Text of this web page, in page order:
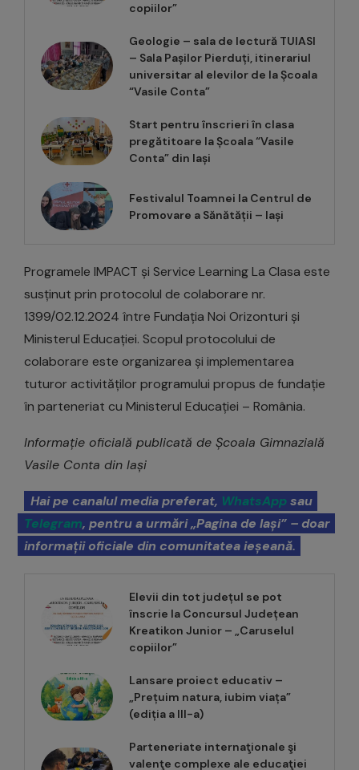
copiilor”
Geologie – sala de lectură TUIASI
– Sala Pașilor Pierduți, itinerariul
universitar al elevilor de la Școala
“Vasile Conta”
Start pentru înscrieri în clasa
pregătitoare la Școala “Vasile
Conta” din Iași
Festivalul Toamnei la Centrul de
Promovare a Sănătății – Iași
Programele IMPACT și Service Learning La Clasa este
susținut prin protocolul de colaborare nr.
1399/02.12.2024 între Fundația Noi Orizonturi și
Ministerul Educației. Scopul protocolului de
colaborare este organizarea și implementarea
tuturor activităților programului propus de fundație
în parteneriat cu Ministerul Educației – România.
Informație oficială publicată de Școala Gimnazială
Vasile Conta din Iași
Hai pe canalul media preferat, WhatsAppsau
Telegram, pentru a urmări „Pagina de Iași” – doar
informații oficiale din comunitatea ieșeană.
Elevii din tot județul se pot
înscrie la Concursul Județean
Kreatikon Junior – „Caruselul
copiilor”
Lansare proiect educativ –
„Prețuim natura, iubim viața”
(ediția a III-a)
Parteneriate internaţionale şi
valenţe complexe ale educaţiei